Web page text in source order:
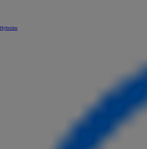
Hybrides